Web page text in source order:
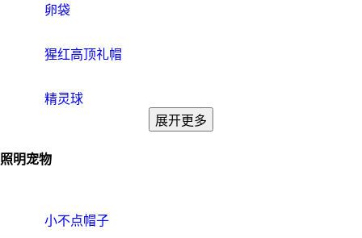
卵袋
猩红高顶礼帽
精灵球
展开更多
照明宠物
小不点帽子